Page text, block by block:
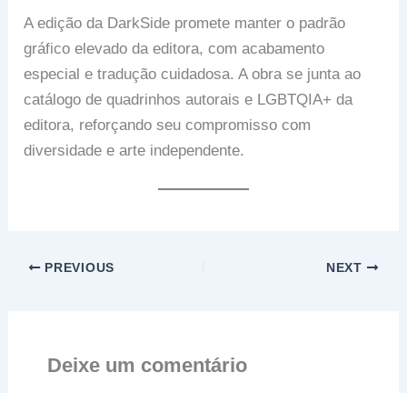
A edição da DarkSide promete manter o padrão
gráfico elevado da editora, com acabamento
especial e tradução cuidadosa. A obra se junta ao
catálogo de quadrinhos autorais e LGBTQIA+ da
editora, reforçando seu compromisso com
diversidade e arte independente.
PREVIOUS NEXT
Deixe um comentário